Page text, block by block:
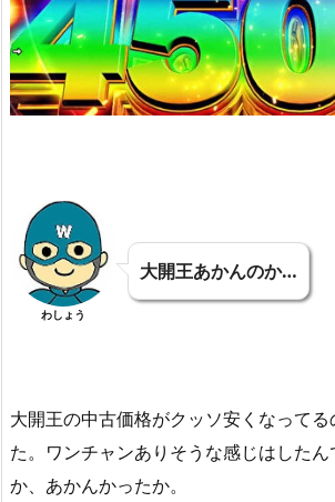
わしょう
大開王あかんのか…
大開王の中古価格がクッソ安くなって
た。ワンチャンありそうな感じはした
か、あかんかったか。